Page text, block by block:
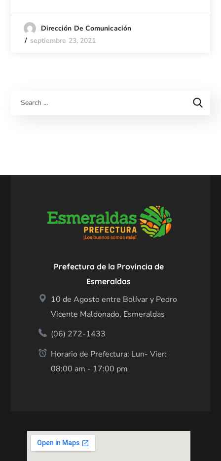
Dirección De Comunicación
septiembre 23, 2021
Prefectura de la Provincia de
Esmeraldas
10 de Agosto entre Bolívar y Pedro
Vicente Maldonado, Esmeraldas
(06) 272-1433
Horario de Prefectura: Lun- Vier:
08:00 am - 17:00 pm